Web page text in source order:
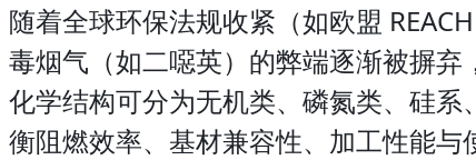
随着全球环保法规收紧（如欧盟
毒烟气（如二噁英）的弊端逐渐被摒
化学结构可分为无机类、磷氮类、硅
衡阻燃效率、基材兼容性、加工性能与